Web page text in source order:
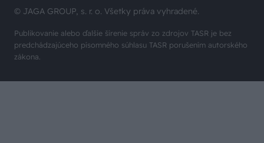
© JAGA GROUP, s. r. o. Všetky práva vyhradené.
Publikovanie alebo ďalšie šírenie správ zo zdrojov TASR je bez
predchádzajúceho písomného súhlasu TASR porušením autorského
zákona.